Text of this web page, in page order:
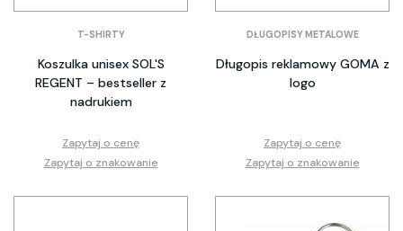
T-SHIRTY
Koszulka unisex SOL'S
REGENT – bestseller z
nadrukiem
Zapytaj o cenę
Zapytaj o znakowanie
DŁUGOPISY METALOWE
Długopis reklamowy GOMA z
logo
Zapytaj o cenę
Zapytaj o znakowanie